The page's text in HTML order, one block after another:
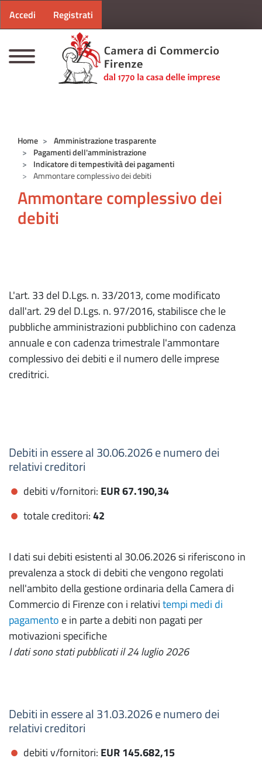
Menu profilo utente
Accedi Registrati
Home
Amministrazione trasparente
Pagamenti dell'amministrazione
Indicatore di tempestività dei pagamenti
Ammontare complessivo dei debiti
Ammontare complessivo dei
debiti
L'art. 33 del D.Lgs. n. 33/2013, come modificato
dall'art. 29 del D.Lgs. n. 97/2016, stabilisce che le
pubbliche amministrazioni pubblichino con cadenza
annuale e con cadenza trimestrale l'ammontare
complessivo dei debiti e il numero delle imprese
creditrici.
Debiti in essere al 30.06.2026 e numero dei
relativi creditori
debiti v/fornitori: EUR 67.190,34
totale creditori:42
I dati sui debiti esistenti al 30.06.2026 si riferiscono in
prevalenza a stock di debiti che vengono regolati
nell'ambito della gestione ordinaria della Camera di
Commercio di Firenze con i relativitempi medi di
pagamento e in parte a debiti non pagati per
motivazioni specifiche
I dati sono stati pubblicati il 24 luglio 2026
Debiti in essere al 31.03.2026 e numero dei
relativi creditori
debiti v/fornitori: EUR 145.682,15